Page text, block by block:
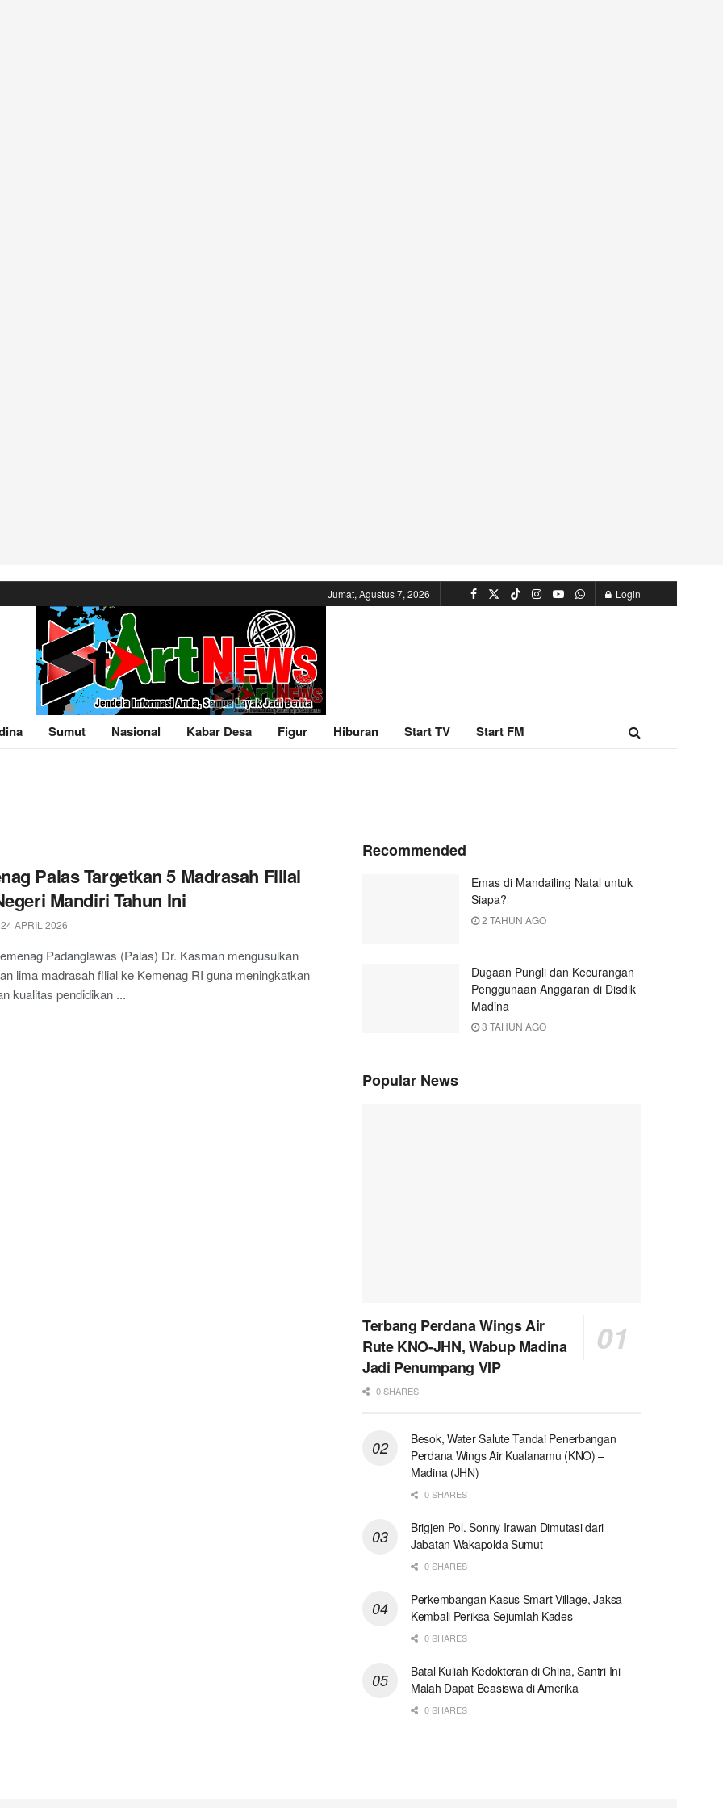
Jumat, Agustus 7, 2026 Login
Sumut Nasional Kabar Desa Figur Hiburan Start TV Start FM
Palas Targetkan 5 Madrasah Filial
Mandiri Tahun Ini
APRIL 2026
Padanglawas (Palas) Dr. Kasman mengusulkan
lima madrasah filial ke Kemenag RI guna meningkatkan
kualitas pendidikan ...
Recommended
Emas di Mandailing Natal untuk
Siapa?
2 TAHUN AGO
Dugaan Pungli dan Kecurangan
Penggunaan Anggaran di Disdik
Madina
3 TAHUN AGO
Popular News
Terbang Perdana Wings Air
Rute KNO-JHN, Wabup Madina
Jadi Penumpang VIP
0 SHARES
Besok, Water Salute Tandai Penerbangan
Perdana Wings Air Kualanamu (KNO) –
Madina (JHN)
0 SHARES
Brigjen Pol. Sonny Irawan Dimutasi dari
Jabatan Wakapolda Sumut
0 SHARES
Perkembangan Kasus Smart Village, Jaksa
Kembali Periksa Sejumlah Kades
0 SHARES
Batal Kuliah Kedokteran di China, Santri Ini
Malah Dapat Beasiswa di Amerika
0 SHARES